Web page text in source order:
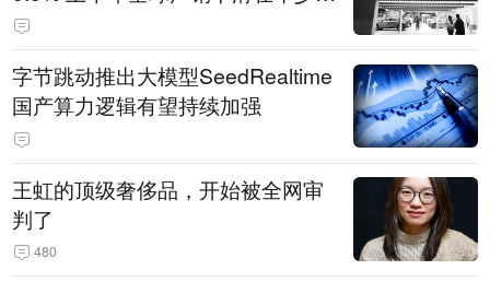
14.3万辆
字节跳动推出大模型SeedRealtime
国产算力逻辑有望持续加强
王虹的顶级奢侈品，开始被全网审
判了
480